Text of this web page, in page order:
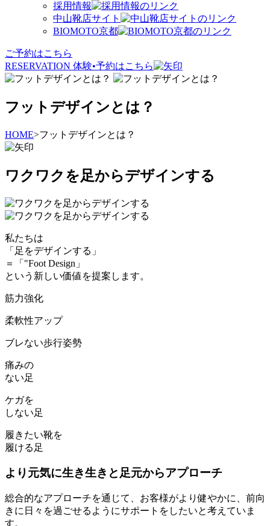
採用情報
中山靴店サイト
BIOMOTO京都
ご予約はこちら
RESERVATION 体験•予約はこちら
フットデザインとは？
HOME>フットデザインとは？
ワクワクを足からデザインする
私たちは
「 足をデザインする 」
＝「 "Foot Design 」
という 新しい価値 を提案 します。
筋力強化
柔軟性アップ
ブレない歩行姿勢
痛みの
ない足
ケガを
しない足
履きたい靴を
履ける足
より元気に生き生きと足元からアプローチ
総合的なアプローチを通じて、お客様がより健やかに、前向
きに日々を過ごせるようにサポートをしたいと考えていま
す。